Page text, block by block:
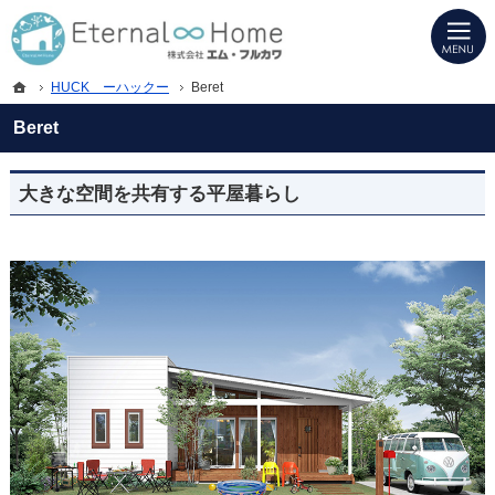
Beret
プロの目線からご提案。岐阜県海津市・西濃地域の注文住宅・新築戸建てを手が
岐阜県海津市・西濃地域の新築・注文住宅・新築戸建てを手がける工務店ならエ
大きな空間を共有する平屋暮らし
ホーム
HUCK ーハックー Beret